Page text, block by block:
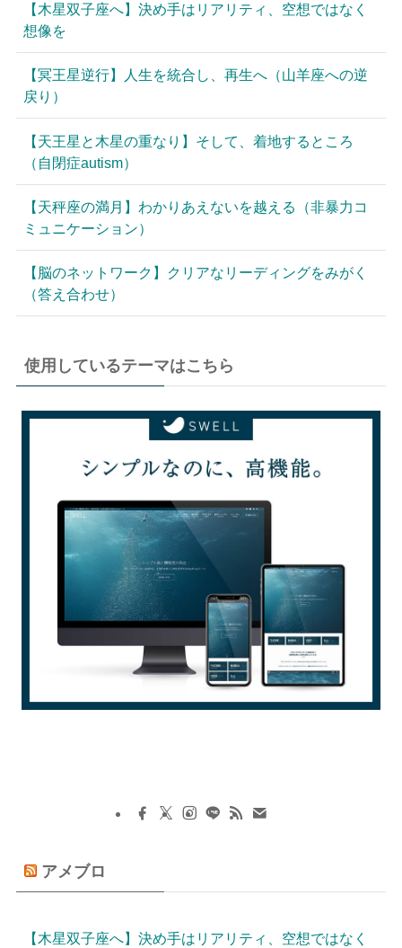
【木星双子座へ】決め手はリアリティ、空想ではなく
想像を
【冥王星逆行】人生を統合し、再生へ（山羊座への逆
戻り）
【天王星と木星の重なり】そして、着地するところ
（自閉症autism）
【天秤座の満月】わかりあえないを越える（非暴力コ
ミュニケーション）
【脳のネットワーク】クリアなリーディングをみがく
（答え合わせ）
使用しているテーマはこちら
アメブロ
【木星双子座へ】決め手はリアリティ、空想ではなく